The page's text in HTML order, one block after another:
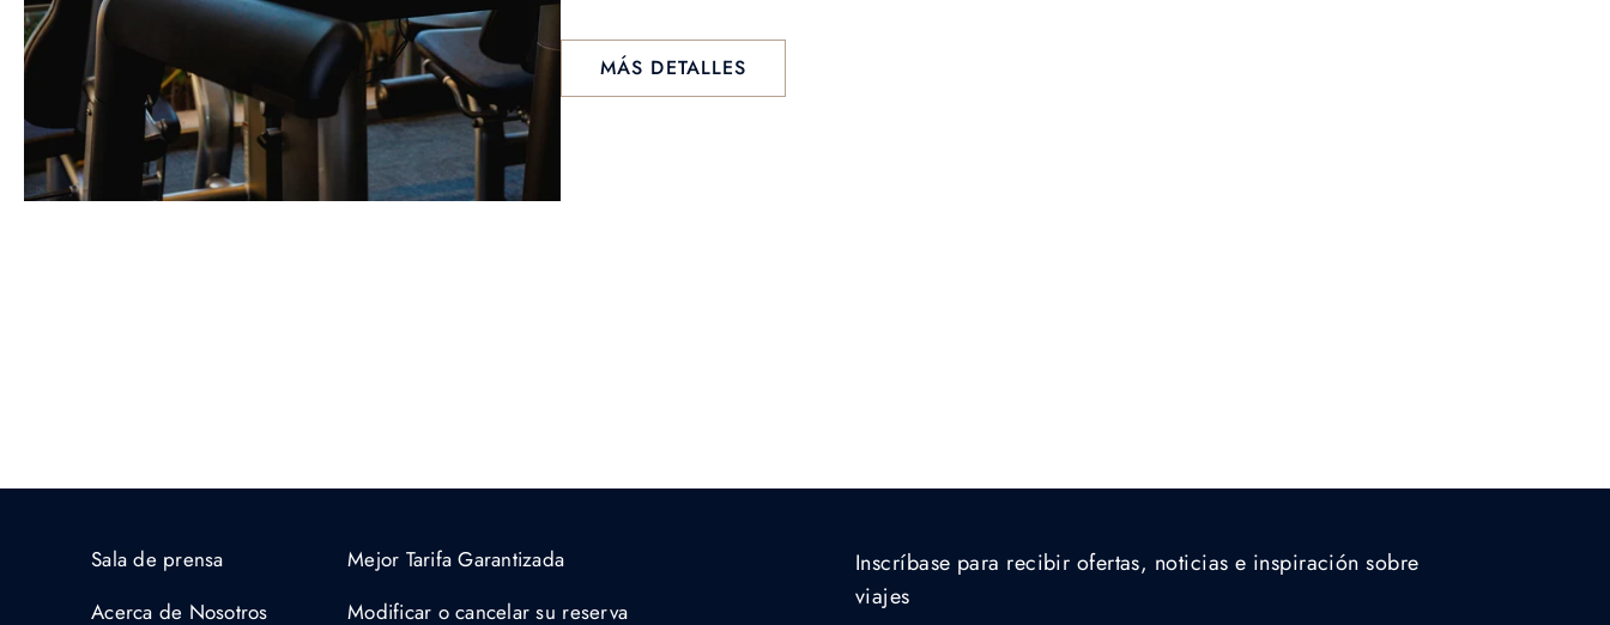
MÁS DETALLES
Sala de prensa
Acerca de Nosotros
Mejor Tarifa Garantizada
Modificar o cancelar su reserva
Inscríbase para recibir ofertas, noticias e inspiración sobre
viajes